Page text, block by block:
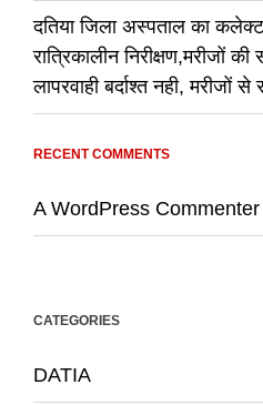
दतिया जिला अस्पताल का
रात्रिकालीन निरीक्षण,मरीजों
लापरवाही बर्दाश्त नही, मरीजों
RECENT COMMENTS
A WordPress Commenter
CATEGORIES
DATIA